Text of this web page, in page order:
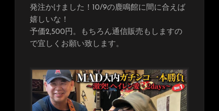
発注かけました！10/9の鹿鳴館に間に合えば
嬉しいな！
予価2,500円。もちろん通信販売もしますの
で宜しくお願い致します。